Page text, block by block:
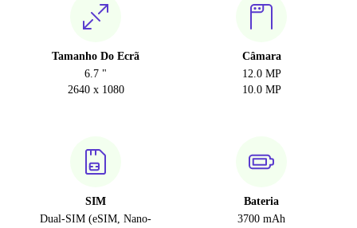
Tamanho Do Ecrã
6.7 "
2640 x 1080
Câmara
12.0 MP
10.0 MP
SIM
Dual-SIM (eSIM, Nano-
Bateria
3700 mAh